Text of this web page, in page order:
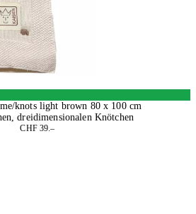
knots light brown 80 x 100 cm
dreidimensionalen Knötchen
CHF 39.–